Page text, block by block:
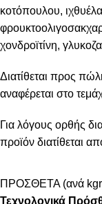
κοτόπουλου,
χονδροϊτίνη,
Διατίθεται προς
αναφέρεται στο
Για λόγους ορθής
προϊόν διατίθεται
ΠΡΟΣΘΕΤΑ (ανά
Τεχνολογικά